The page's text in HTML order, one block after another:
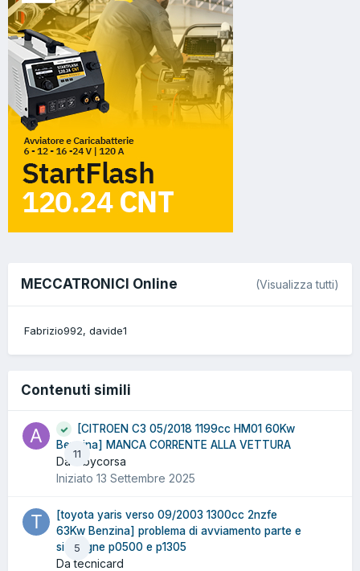
MECCATRONICI Online (Visualizza tutti)
Fabrizio992 davide1
Contenuti simili
11
[CITROEN C3 05/2018 1199cc HM01 60Kw
Benzina] MANCA CORRENTE ALLA VETTURA
Da albycorsa
Iniziato 13 Settembre 2025
5
[toyota yaris verso 09/2003 1300cc 2nzfe
63Kw Benzina] problema di avviamento parte e
si spegne p0500 e p1305
Da tecnicard